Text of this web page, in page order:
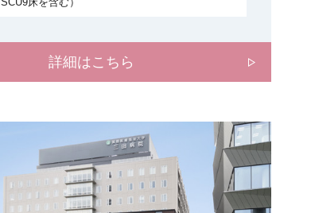
詳細はこちら